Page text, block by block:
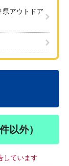
アウトドア
以外）
しています